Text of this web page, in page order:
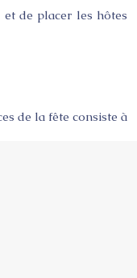
de placer les hôtes
de la fête consiste à